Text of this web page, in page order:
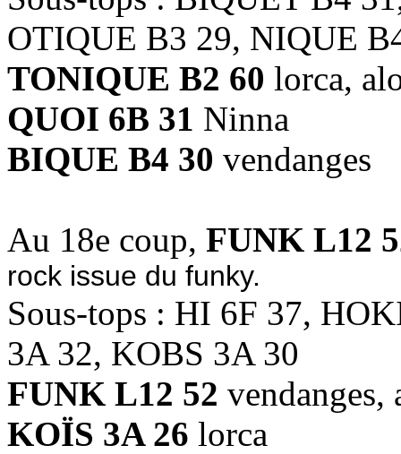
OTIQUE B3 29, NIQUE
TONIQUE B2 60 lorca,
QUOI 6B 31 Ninna
BIQUE B4 30 vendanges
Au 18e coup, FUNK L12
rock issue du funky.
Sous-tops : HI 6F 37,
3A 32, KOBS 3A 30
FUNK L12 52 vendanges,
KOÏS 3A 26 lorca